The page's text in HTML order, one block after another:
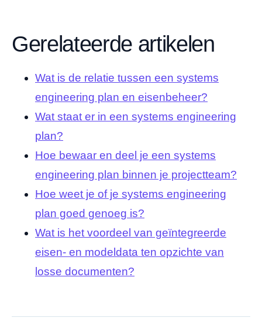
Gerelateerde artikelen
Wat is de relatie tussen een systems
engineering plan en eisenbeheer?
Wat staat er in een systems engineering
plan?
Hoe bewaar en deel je een systems
engineering plan binnen je projectteam?
Hoe weet je of je systems engineering
plan goed genoeg is?
Wat is het voordeel van geïntegreerde
eisen- en modeldata ten opzichte van
losse documenten?